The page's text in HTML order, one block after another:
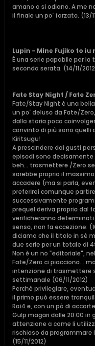
amano o si odiano. A me
il finale un po' forzato. (13/
Lupin - Mine Fujiko to iu
È una serie papabile per la
seconda serata. (14/11/
Fate Stay Night / Fate
Fate/Stay Night è una
un po' deluso da Fate/
dalla storia poco
convinto di più sono quelli
Kiritsugu!
A prescindere dai gusti
episodi sono decisamente
beh... trasmettere /Zero
sarebbe proprio il
accadere (ma si parla,
preferirei comunque
successivamente
prequel deriva proprio dal
verificheranno determinati
senso, non fa eccezione.
diciamo che il titolo in sè
due serie per un totale di
Non è un no "editoriale",
Fate/Zero ci piacciono...
intenzione di trasmettere
settimanale (06/11/2012)
Perchè privilegiare,
il primo può essere
Rai4 e, con un pò di
Gulp magari dalle 20:00 in
attenzione a come li
rischioso da programmare
(15/11/2012)